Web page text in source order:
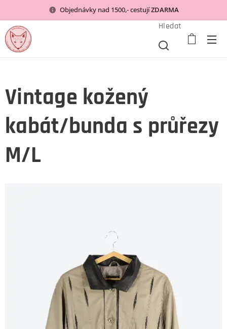
Objednávky nad 1500,- cestujíZDARMA
Hledat
Vintage kožený
kabát/bunda s průřezy
M/L